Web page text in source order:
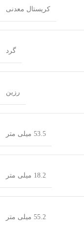
کریستال معدنی
گرد
رزین
53.5 میلی متر
18.2 میلی متر
55.2 میلی متر